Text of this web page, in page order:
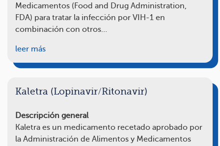
Medicamentos (Food and Drug Administration,
FDA) para tratar la infección por VIH-1 en
combinación con otros…
leer más
Kaletra (Lopinavir/Ritonavir)
Descripción general
Kaletra es un medicamento recetado aprobado por
la Administración de Alimentos y Medicamentos